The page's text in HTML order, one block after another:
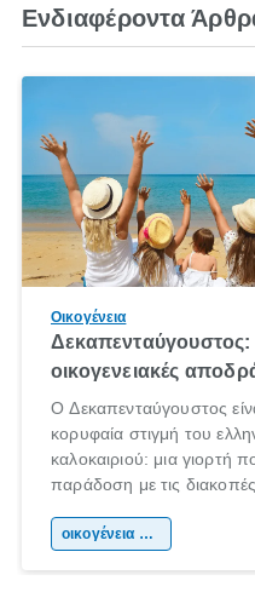
Ενδιαφέροντα
Οικογένεια
Δεκαπενταύγουστος:
οικογενειακές
Ο Δεκαπενταύγουστος
κορυφαία στιγμή του
καλοκαιριού: μια γιορτή
παράδοση με τις διακοπές
χώρας. Είτε πρόκειται για
οικογένεια & παιδί